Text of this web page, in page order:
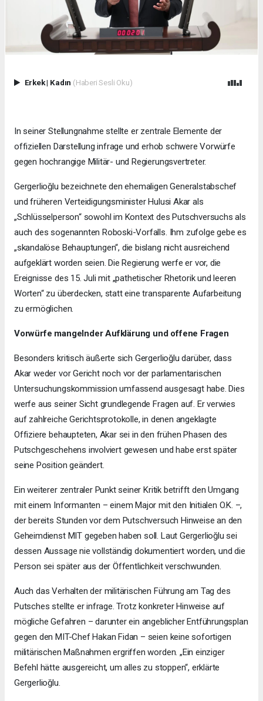
Erkek| Kadın (Haberi Sesli Oku)
In seiner Stellungnahme stellte er zentrale Elemente der
offiziellen Darstellung infrage und erhob schwere Vorwürfe
gegen hochrangige Militär- und Regierungsvertreter.
Gergerlioğlu bezeichnete den ehemaligen Generalstabschef
und früheren Verteidigungsminister Hulusi Akar als
„Schlüsselperson“ sowohl im Kontext des Putschversuchs als
auch des sogenannten Roboski-Vorfalls. Ihm zufolge gebe es
„skandalöse Behauptungen“, die bislang nicht ausreichend
aufgeklärt worden seien. Die Regierung werfe er vor, die
Ereignisse des 15. Juli mit „pathetischer Rhetorik und leeren
Worten“ zu überdecken, statt eine transparente Aufarbeitung
zu ermöglichen.
Vorwürfe mangelnder Aufklärung und offene Fragen
Besonders kritisch äußerte sich Gergerlioğlu darüber, dass
Akar weder vor Gericht noch vor der parlamentarischen
Untersuchungskommission umfassend ausgesagt habe. Dies
werfe aus seiner Sicht grundlegende Fragen auf. Er verwies
auf zahlreiche Gerichtsprotokolle, in denen angeklagte
Offiziere behaupteten, Akar sei in den frühen Phasen des
Putschgeschehens involviert gewesen und habe erst später
seine Position geändert.
Ein weiterer zentraler Punkt seiner Kritik betrifft den Umgang
mit einem Informanten – einem Major mit den Initialen O.K. –,
der bereits Stunden vor dem Putschversuch Hinweise an den
Geheimdienst MIT gegeben haben soll. Laut Gergerlioğlu sei
dessen Aussage nie vollständig dokumentiert worden, und die
Person sei später aus der Öffentlichkeit verschwunden.
Auch das Verhalten der militärischen Führung am Tag des
Putsches stellte er infrage. Trotz konkreter Hinweise auf
mögliche Gefahren – darunter ein angeblicher Entführungsplan
gegen den MIT-Chef Hakan Fidan – seien keine sofortigen
militärischen Maßnahmen ergriffen worden. „Ein einziger
Befehl hätte ausgereicht, um alles zu stoppen“, erklärte
Gergerlioğlu.